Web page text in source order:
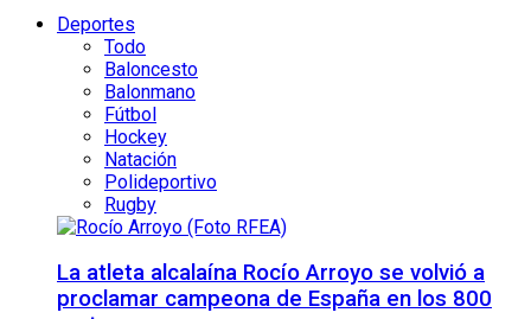
Deportes
Todo
Baloncesto
Balonmano
Fútbol
Hockey
Natación
Polideportivo
Rugby
La atleta alcalaína Rocío Arroyo se volvió a
proclamar campeona de España en los 800